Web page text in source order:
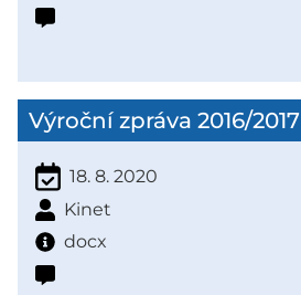
Výroční zpráva 2016/2017
18. 8. 2020
Kinet
docx